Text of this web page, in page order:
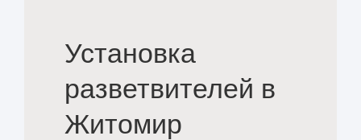
Установка
разветвителей в
Житомир